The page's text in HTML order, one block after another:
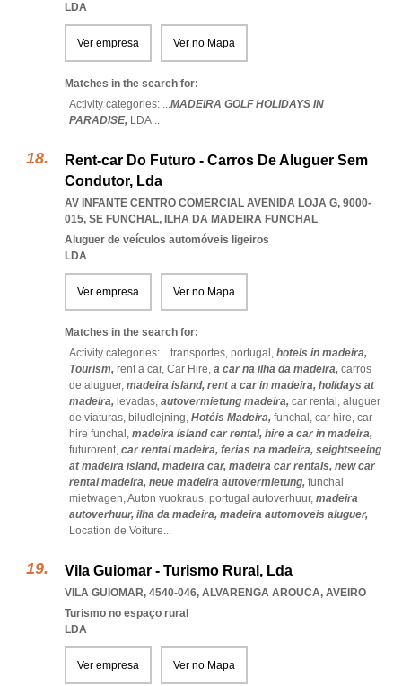
LDA
Ver empresa Ver no Mapa
Matches in the search for:
Activity categories: ...MADEIRA GOLF HOLIDAYS IN
PARADISE, LDA...
Rent-car Do Futuro - Carros De Aluguer Sem
Condutor, Lda
AV INFANTE CENTRO COMERCIAL AVENIDA LOJA G, 9000-
015, SE FUNCHAL, ILHA DA MADEIRA FUNCHAL
Aluguer de veículos automóveis ligeiros
LDA
Ver empresa Ver no Mapa
Matches in the search for:
Activity categories: ...transportes, portugal, hotels in madeira,
Tourism, rent a car, Car Hire, a car na ilha da madeira, carros
de aluguer, madeira island, rent a car in madeira, holidays at
madeira, levadas, autovermietung madeira, car rental, aluguer
de viaturas, biludlejning, Hotéis Madeira, funchal, car hire, car
hire funchal, madeira island car rental, hire a car in madeira,
futurorent, car rental madeira, ferias na madeira, seightseeing
at madeira island, madeira car, madeira car rentals, new car
rental madeira, neue madeira autovermietung, funchal
mietwagen,Auton vuokraus, portugal autoverhuur, madeira
autoverhuur, ilha da madeira, madeira automoveis aluguer,
Location de Voiture...
Vila Guiomar - Turismo Rural, Lda
VILA GUIOMAR, 4540-046, ALVARENGA AROUCA, AVEIRO
Turismo no espaço rural
LDA
Ver empresa Ver no Mapa